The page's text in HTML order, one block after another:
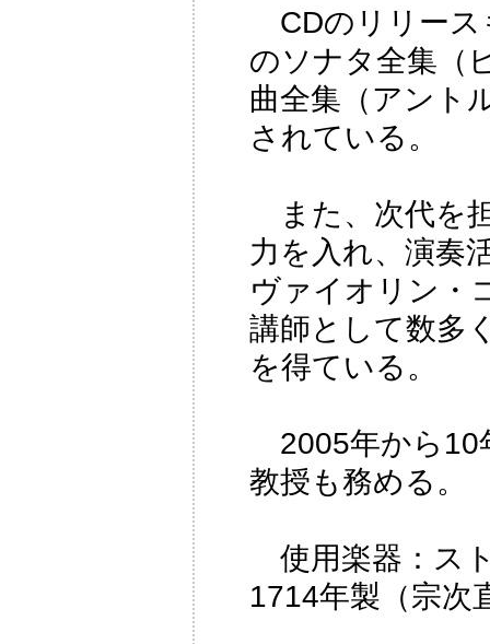
CDのリリース
のソナタ全集（
曲全集（アント
されている。
また、次代を
力を入れ、演奏
ヴァイオリン・
講師として数多
を得ている。
2005年から10
教授も務める。
使用楽器：ス
1714年製（宗次